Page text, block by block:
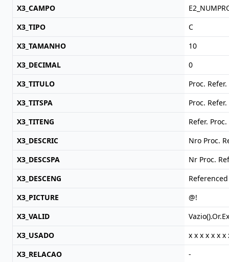
X3_CAMPO
X3_TIPO
C
X3_TAMANHO
10
X3_DECIMAL
0
X3_TITULO
Proc. Refer.
X3_TITSPA
Proc. Refer.
X3_TITENG
Refer. Proc.
X3_DESCRIC
Nro Proc.
X3_DESCSPA
Nr Proc.
X3_DESCENG
X3_PICTURE
@!
X3_VALID
X3_USADO
x x x x x x x
X3_RELACAO
-